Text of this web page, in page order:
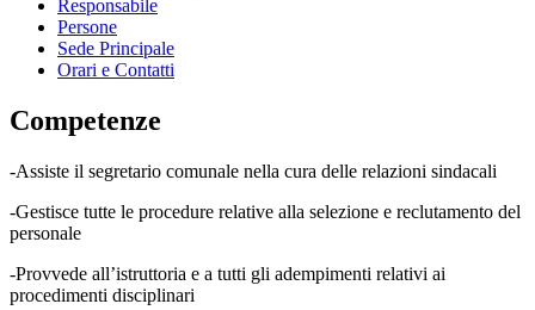
Responsabile
Persone
Sede Principale
Orari e Contatti
Competenze
-Assiste il segretario comunale nella cura delle relazioni sindacali
-Gestisce tutte le procedure relative alla selezione e reclutamento del
personale
-Provvede all’istruttoria e a tutti gli adempimenti relativi ai
procedimenti disciplinari